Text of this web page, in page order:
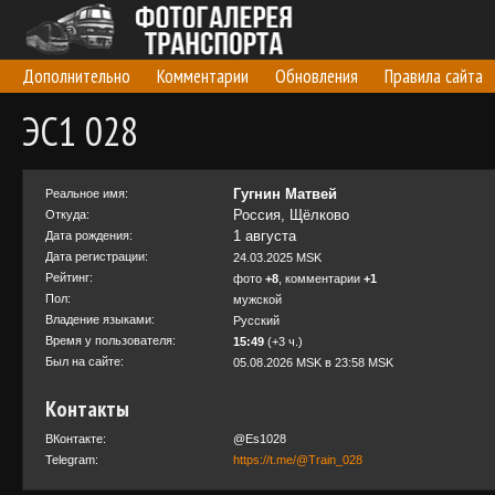
Дополнительно Комментарии Обновления Правила сайта
ЭС1 028
Реальное имя: Гугнин Матвей
Откуда: Россия, Щёлково
Дата рождения: 1 августа
Дата регистрации:
24.03.2025 MSK
Рейтинг:
фото +8 , комментарии +1
Пол:
мужской
Владение языками:
Русский
Время у пользователя:
15:49 (+3 ч.)
Был на сайте:
05.08.2026 MSK в 23:58 MSK
Контакты
ВКонтакте:
@Es1028
Telegram:
https://t.me/@Train_028